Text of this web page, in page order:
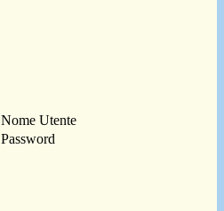
Nome Utente
Password